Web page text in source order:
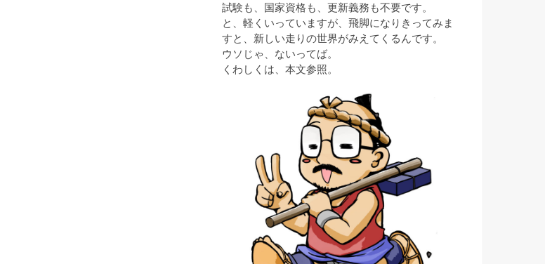
試験も、国家資格も、更新義務も不要です。
と、軽くいっていますが、飛脚になりきってみま
すと、新しい走りの世界がみえてくるんです。
ウソじゃ、ないってば。
くわしくは、本文参照。